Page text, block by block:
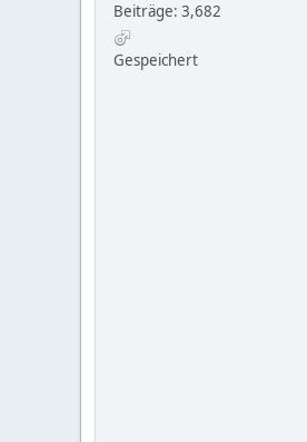
Beiträge: 3,682
Gespeichert